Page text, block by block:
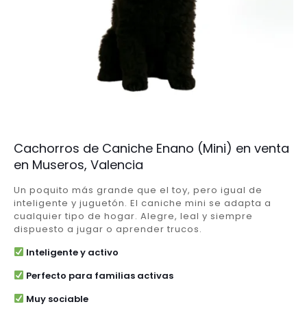
Cachorros de Caniche Enano (Mini) en venta
en Museros, Valencia
Un poquito más grande que el toy, pero igual de
inteligente y juguetón. El caniche mini se adapta a
cualquier tipo de hogar. Alegre, leal y siempre
dispuesto a jugar o aprender trucos.
Inteligente y activo
Perfecto para familias activas
Muy sociable